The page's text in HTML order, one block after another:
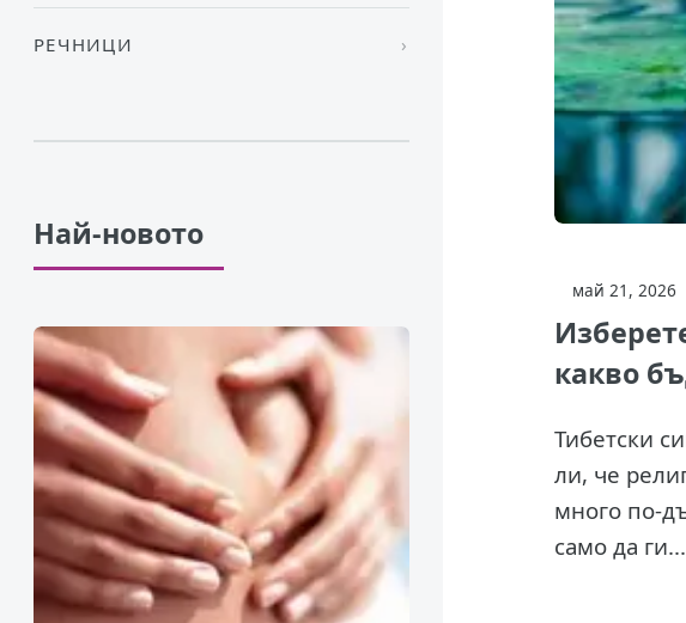
май 21, 2026
какво
Тибетски
ли, че
много по-
само да ги...
РЕЧНИЦИ
Най-новото